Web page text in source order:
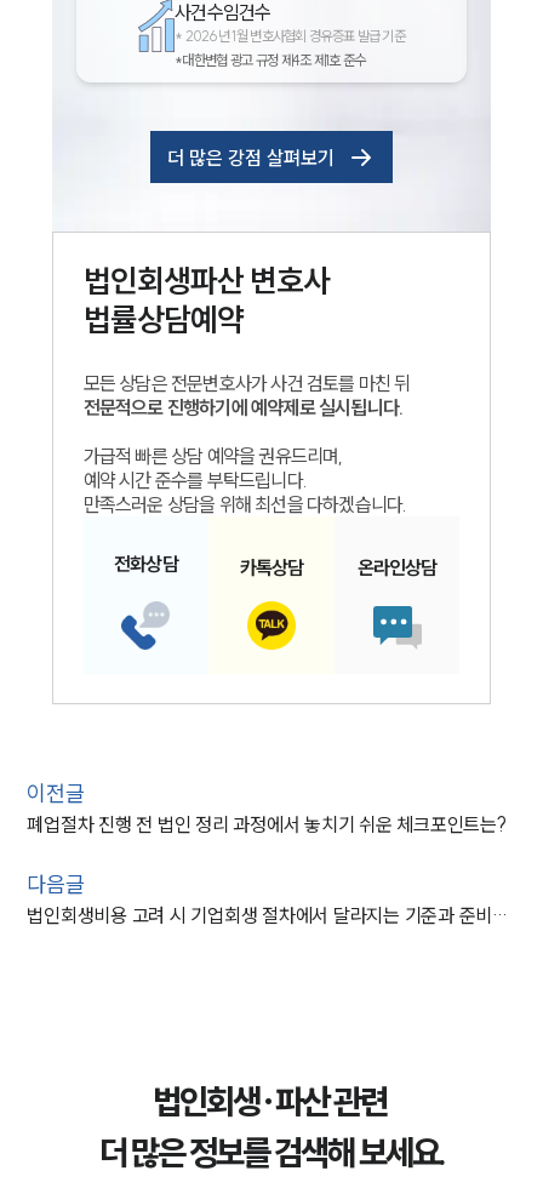
사건수임건수
* 2026년 1월 변호사협회 경유증표 발급 기준
*대한변협 광고 규정 제4조 제1호 준수
더 많은 강점 살펴보기
법인회생파산변호사
법률상담예약
모든 상담은 전문변호사가 사건 검토를 마친 뒤
전문적으로 진행하기에 예약제로 실시됩니다.
가급적 빠른 상담 예약을 권유드리며,
예약 시간 준수를 부탁드립니다.
만족스러운 상담을 위해 최선을 다하겠습니다.
전화상담 카톡상담 온라인상담
이전글
폐업절차 진행 전 법인 정리 과정에서 놓치기 쉬운 체크포인트는?
다음글
법인회생비용 고려 시 기업회생 절차에서 달라지는 기준과 준비자료 총정리
법인회생·파산 관련
더 많은 정보를 검색해 보세요.